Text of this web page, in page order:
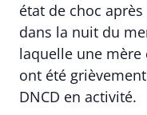
état de choc
dans la nuit du
laquelle une mère
ont été
DNCD en activité.